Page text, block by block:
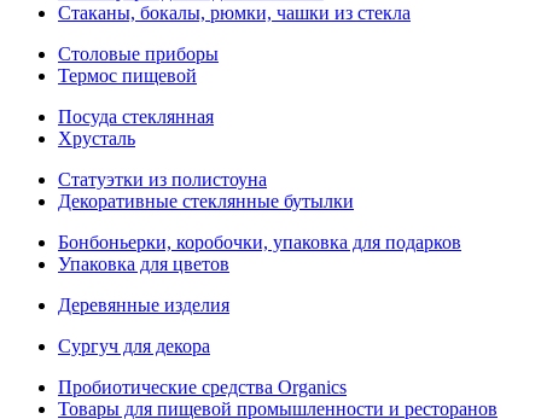
Стаканы, бокалы, рюмки, чашки из стекла
Столовые приборы
Термос пищевой
Посуда стеклянная
Хрусталь
Статуэтки из полистоуна
Декоративные стеклянные бутылки
Бонбоньерки, коробочки, упаковка для подарков
Упаковка для цветов
Деревянные изделия
Сургуч для декора
Пробиотические средства Organics
Товары для пищевой промышленности и ресторанов